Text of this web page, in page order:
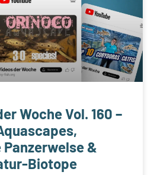
Woche Vol. 160 –
&
Biotope